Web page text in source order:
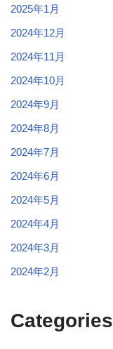
2025年1月
2024年12月
2024年11月
2024年10月
2024年9月
2024年8月
2024年7月
2024年6月
2024年5月
2024年4月
2024年3月
2024年2月
Categories